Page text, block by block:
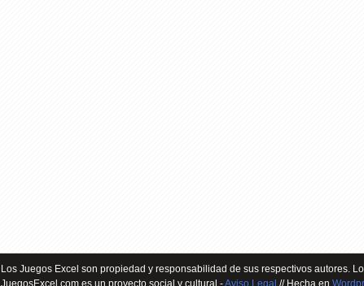
Los Juegos Excel son propiedad y responsabilidad de sus respectivos autores.
JuegosExcel.com es un proyecto social y cultural -Aviso Legal // Hecha en